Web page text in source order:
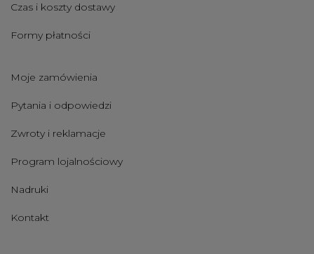
Czas i koszty dostawy
Formy płatności
Moje zamówienia
Pytania i odpowiedzi
Zwroty i reklamacje
Program lojalnościowy
Nadruki
Kontakt